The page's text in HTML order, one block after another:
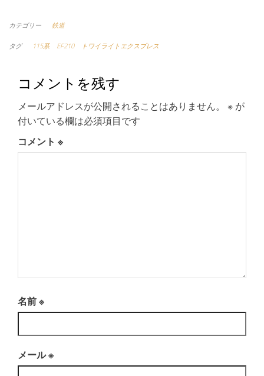
カテゴリー 鉄道
タグ 115系 EF210 トワイライトエクスプレス
コメントを残す
メールアドレスが公開されることはありません。 ※ が
付いている欄は必須項目です
コメント ※
名前※
メール※